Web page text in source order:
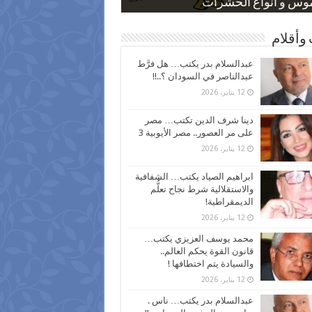
و أنواع الحشرات
بعد ارتفاع الأسعار
نسبة الطلاق في مصر
كاركاتيرية
كاركاتيرية
وأقلام
عبدالسلام بدر يكتب… هل فرَّط
عبدالناصر في السودان ؟..!!
12 يناير، 2026
دينا شرف الدين تكتب… مصر
على مر العصور.. مصر الأيوبية 3
12 يناير، 2026
ابراهيم الصياد يكتب… الشفافية
والاستقلالية شرط نجاح تعلُّم
الديمقراطية!
12 يناير، 2026
محمد يوسف العزيزي يكتب…
قانون القوة يحكم العالم..
والسيادة يتم اختطافها !
12 يناير، 2026
عبدالسلام بدر يكتب… ناس .